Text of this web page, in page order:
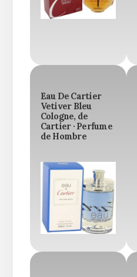
Eau De Cartier
Vetiver Bleu
Cologne, de
Cartier · Perfume
de Hombre